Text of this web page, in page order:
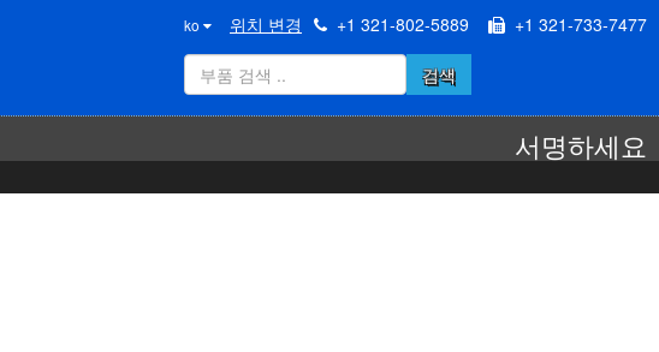
ko 위치 변경 +1 321-802-5889 +1 321-733-7477
검색
서명하세요